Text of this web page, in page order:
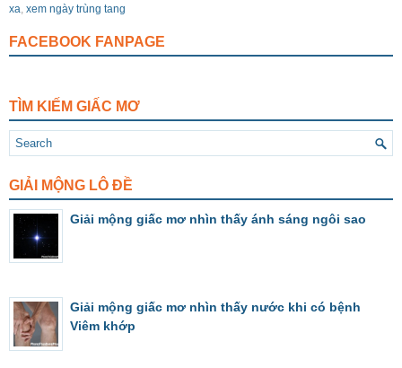
xa, xem ngày trùng tang
FACEBOOK FANPAGE
TÌM KIẾM GIẤC MƠ
GIẢI MỘNG LÔ ĐỀ
Giải mộng giấc mơ nhìn thấy ánh sáng ngôi sao
Giải mộng giấc mơ nhìn thấy nước khi có bệnh
Viêm khớp